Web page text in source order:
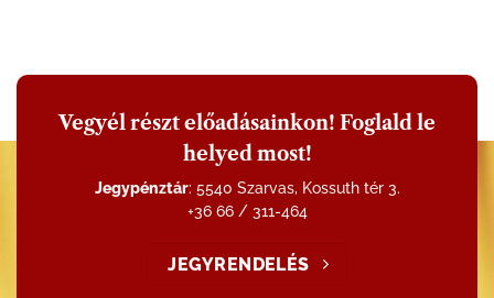
Vegyél részt előadásainkon! Foglald le
helyed most!
Jegypénztár: 5540 Szarvas, Kossuth tér 3.
+36 66 / 311-464
JEGYRENDELÉS